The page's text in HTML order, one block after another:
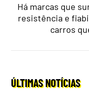
Há marcas que
resistência e
carros
ÚLTIMAS NOTÍCIAS